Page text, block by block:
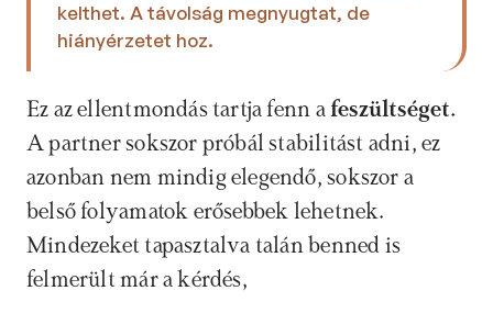
kelthet. A távolság megnyugtat, de
hiányérzetet hoz.
Ez az ellentmondás tartja fenn a
A partner sokszor próbál stabilitást adni, ez
azonban nem mindig elegendő, sokszor a
belső folyamatok erősebbek lehetnek.
Mindezeket tapasztalva talán benned is
felmerült már a kérdés,